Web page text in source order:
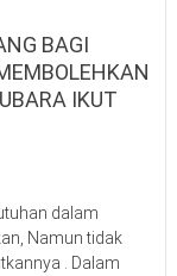
BAGI
IKUT
dalam
Namun tidak
. Dalam